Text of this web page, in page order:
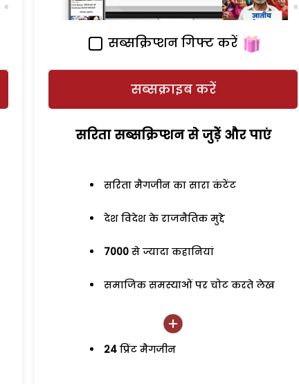
सब्सक्रिप्शन गिफ्ट करें
सब्सक्राइब करें
सरिता सब्सक्रिप्शन से जुड़ेें और पाएं
सरिता मैगजीन का सारा कंटेंट
देश विदेश के राजनैतिक मुद्दे
7000 से ज्यादा कहानियां
समाजिक समस्याओं पर चोट करते लेख
24 प्रिंट मैगजीन